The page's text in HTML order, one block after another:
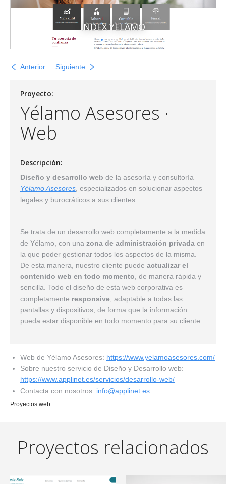
Servicios_Bot
INDEX YELAMO
Anterior Siguiente
Proyecto:
Yélamo Asesores ·
Web
Descripción:
Diseño y desarrollo web de la asesoría y consultoría
Yélamo Asesores, especializados en solucionar aspectos
legales y burocráticos a sus clientes.
Se trata de un desarrollo web completamente a la medida
de Yélamo, con una zona de administración privada en
la que poder gestionar todos los aspectos de la misma.
De esta manera, nuestro cliente puede actualizar el
contenido web en todo momento, de manera rápida y
sencilla. Todo el diseño de esta web corporativa es
completamente responsive, adaptable a todas las
pantallas y dispositivos, de forma que la información
pueda estar disponible en todo momento para su cliente.
Web de Yélamo Asesores: https://www.yelamoasesores.com/
Sobre nuestro servicio de Diseño y Desarrollo web:
https://www.applinet.es/servicios/desarrollo-web/
Contacta con nosotros: info@applinet.es
Proyectos web
Proyectos relacionados